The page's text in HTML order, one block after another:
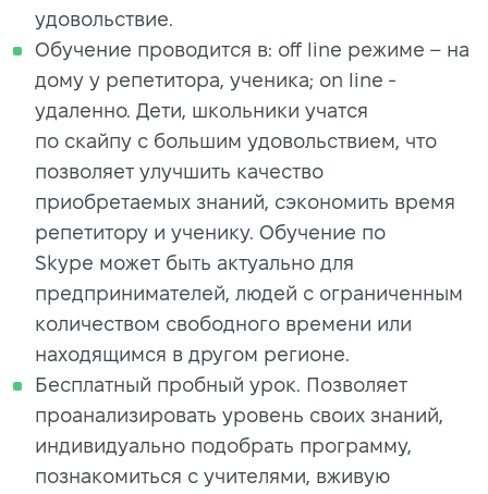
удовольствие.
Обучение проводится в: off line режиме – на
дому у репетитора, ученика; on line -
удаленно. Дети, школьники учатся
по скайпу с большим удовольствием, что
позволяет улучшить качество
приобретаемых знаний, сэкономить время
репетитору и ученику. Обучение по
Skype может быть актуально для
предпринимателей, людей с ограниченным
количеством свободного времени или
находящимся в другом регионе.
Бесплатный пробный урок. Позволяет
проанализировать уровень своих знаний,
индивидуально подобрать программу,
познакомиться с учителями, вживую